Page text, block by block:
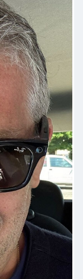
sin
con
che
poi
non
molti.